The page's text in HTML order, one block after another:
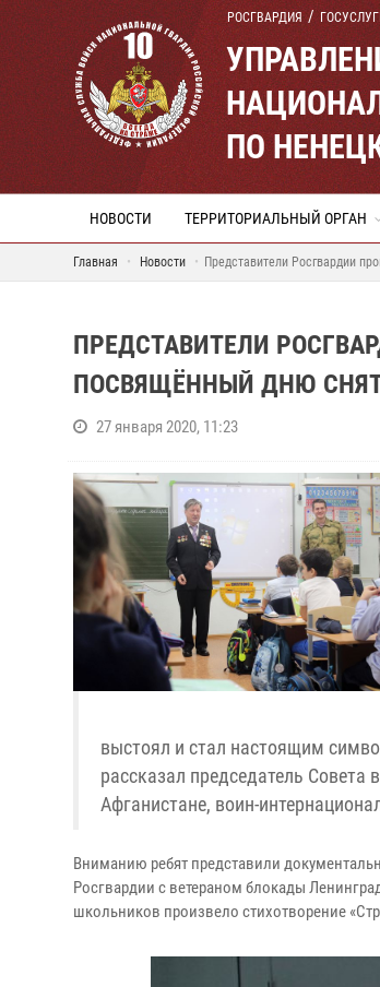
РОСГВАРДИЯ
ПО
НОВОСТИ ТЕРРИТОРИАЛЬНЫЙ ОРГАН
Главная Новости Представители Росгвардии
ПРЕДСТАВИТЕЛИ
ПОСВЯЩЁННЫЙ ДНЮ
27 января 2020, 11:23
выстоял и стал настоящим
рассказал председатель Совета
Афганистане, воин-
Вниманию ребят представили
Росгвардии с ветераном блокады
школьников произвело стихотворение